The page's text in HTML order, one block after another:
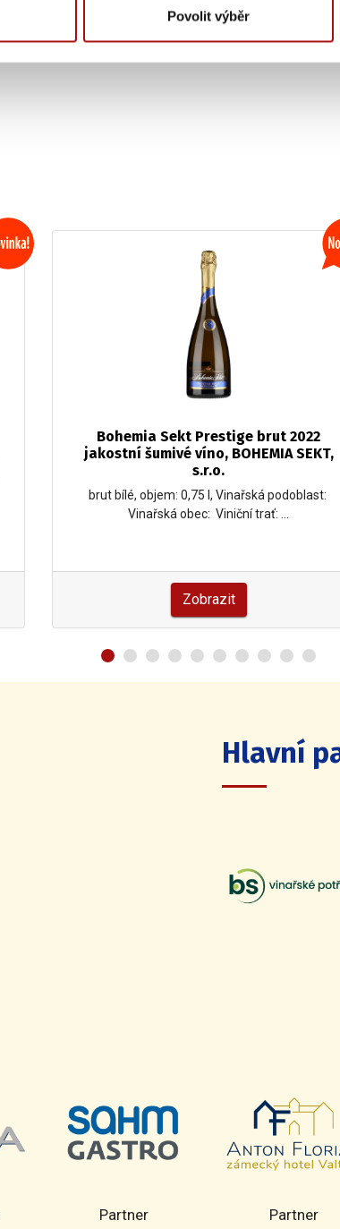
Povolit výběr
Bohemia Sekt Prestige brut 2022
jakostní šumivé víno, BOHEMIA SEKT,
s.r.o.
brut bílé, objem: 0,75 l, Vinařská podoblast:
Vinařská obec: Viniční trať: …
Zobrazit
Hlavní
Partner Partner